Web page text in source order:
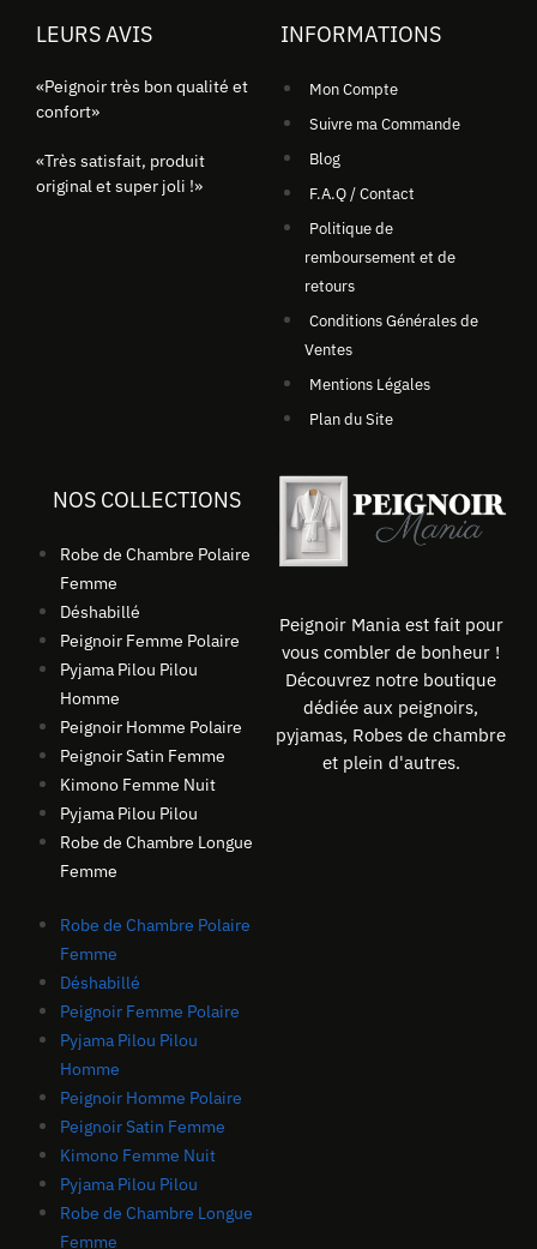
LEURS AVIS
«Peignoir très bon qualité et
confort»
«Très satisfait, produit
original et super joli !»
INFORMATIONS
Mon Compte
Suivre ma Commande
Blog
F.A.Q / Contact
Politique de
remboursement et de
retours
Conditions Générales de
Ventes
Mentions Légales
Plan du Site
NOS COLLECTIONS
Robe de Chambre Polaire
Femme
Déshabillé
Peignoir Femme Polaire
Pyjama Pilou Pilou
Homme
Peignoir Homme Polaire
Peignoir Satin Femme
Kimono Femme Nuit
Pyjama Pilou Pilou
Robe de Chambre Longue
Femme
Robe de Chambre Polaire
Femme
Déshabillé
Peignoir Femme Polaire
Pyjama Pilou Pilou
Homme
Peignoir Homme Polaire
Peignoir Satin Femme
Kimono Femme Nuit
Pyjama Pilou Pilou
Robe de Chambre Longue
Femme
Peignoir Mania est fait pour
vous combler de bonheur !
Découvrez notre boutique
dédiée aux peignoirs,
pyjamas, Robes de chambre
et plein d'autres.